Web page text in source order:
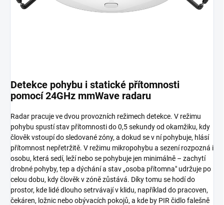
Detekce pohybu i statické přítomnosti
pomocí 24GHz mmWave radaru
Radar pracuje ve dvou provozních režimech detekce. V režimu
pohybu spustí stav přítomnosti do 0,5 sekundy od okamžiku, kdy
člověk vstoupí do sledované zóny, a dokud se v ní pohybuje, hlásí
přítomnost nepřetržitě. V režimu mikropohybu a sezení rozpozná i
osobu, která sedí, leží nebo se pohybuje jen minimálně – zachytí
drobné pohyby, tep a dýchání a stav „osoba přítomna" udržuje po
celou dobu, kdy člověk v zóně zůstává. Díky tomu se hodí do
prostor, kde lidé dlouho setrvávají v klidu, například do pracoven,
čekáren, ložnic nebo obývacích pokojů, a kde by PIR čidlo falešně